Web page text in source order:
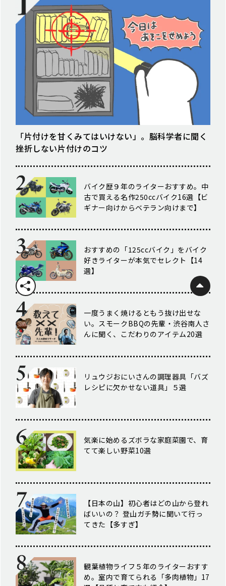
「片付けを甘くみてはいけない」。脳科学者に聞く
挫折しない片付けのコツ
バイク歴９年のライターおすすめ。中
古で買える名作250ccバイク16選【ビ
ギナー向けからベテラン向けまで】
おすすめの「125ccバイク」をバイク
好きライターが本気でセレクト【14
選】
一度うまく焼けるともう抜け出せな
い。スモークBBQの先輩・渋谷南人さ
んに聞く、こだわりのアイテム20選
リュウジおにいさんの調理器具「バズ
レシピに欠かせない道具」５選
気楽に始めるズボラな家庭菜園で、育
てて楽しい野菜10選
【日本の山】初心者はどの山から登れ
ばいいの？ 登山ガチ勢に聞いて行っ
てきた【多すぎ】
観葉植物ライフ５年のライターおすす
め。室内で育てられる「多肉植物」17